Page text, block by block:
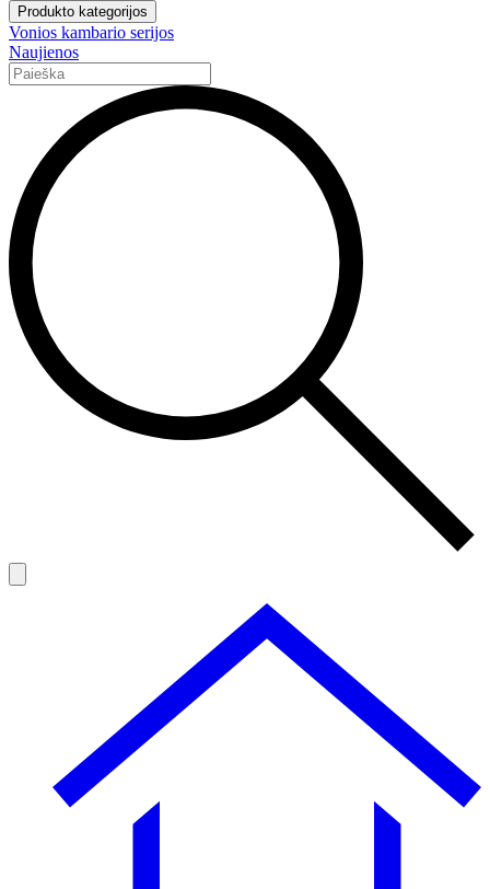
Produkto kategorijos
Vonios kambario serijos
Naujienos